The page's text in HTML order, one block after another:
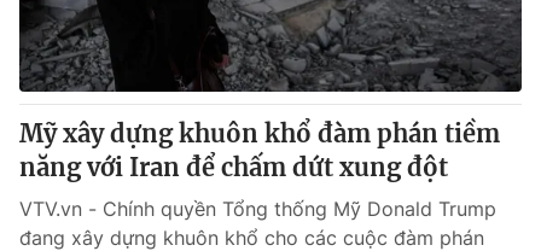
Thị trường 24h Tấm lòng Việt
VTV4 Vươn mình bằng AI
VTV9 VTV8
Liên hệ tòa soạn English
Mỹ xây dựng khuôn khổ đàm phán tiềm
năng với Iran để chấm dứt xung đột
VTV.vn - Chính quyền Tổng thống Mỹ Donald Trump
đang xây dựng khuôn khổ cho các cuộc đàm phán